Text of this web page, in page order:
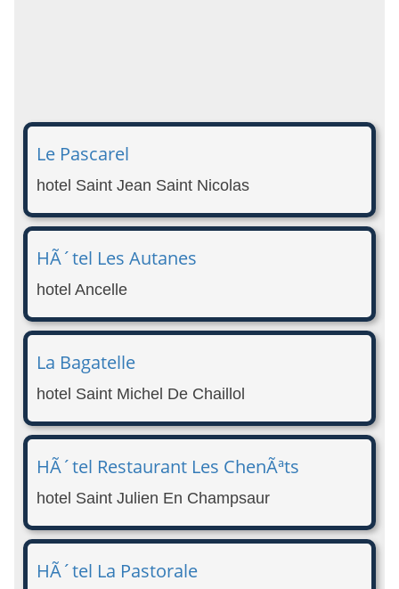
Le Pascarel
hotel Saint Jean Saint Nicolas
HÃ´tel Les Autanes
hotel Ancelle
La Bagatelle
hotel Saint Michel De Chaillol
HÃ´tel Restaurant Les ChenÃªts
hotel Saint Julien En Champsaur
HÃ´tel La Pastorale